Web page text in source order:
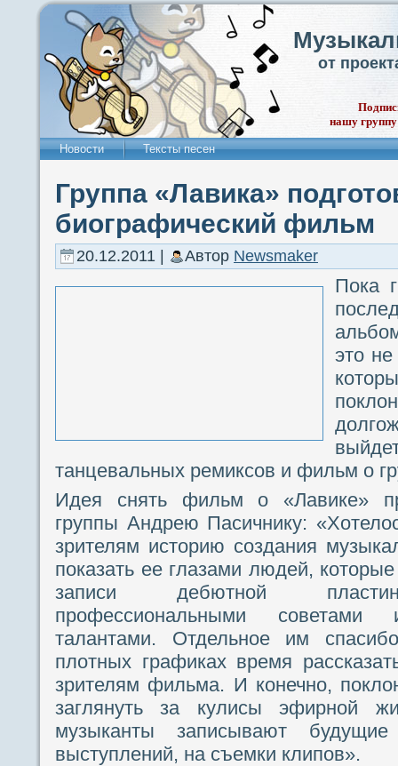
от
нашу
Новости Тексты песен
Группа «Лавика»
биографический фильм
20.12.2011 | Автор Newsmaker
Пока
это
танцевальных ремиксов и фильм о
Идея снять фильм о «Лавике»
группы Андрею Пасичнику:
зрителям историю создания
показать ее глазами людей,
записи дебютной
профессиональными
талантами. Отдельное им
плотных графиках время
зрителям фильма. И конечно,
заглянуть за кулисы эфирной
музыканты записывают
выступлений, на съемки клипов».